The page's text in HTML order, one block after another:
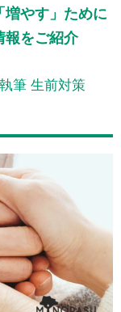
増やす」ために
報をご紹介
筆 生前対策